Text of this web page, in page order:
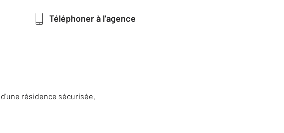
Téléphoner à l'agence
résidence sécurisée.